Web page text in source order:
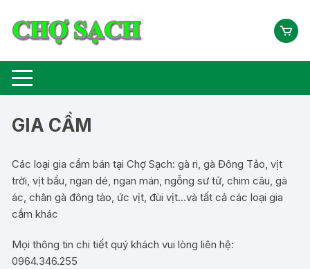
GIA CẦM
Các loại gia cầm bán tại Chợ Sạch: gà ri, gà Đông Tảo, vịt
trời, vịt bầu, ngan dé, ngan mán, ngỗng sư tử, chim câu, gà
ác, chân gà đông tảo, ức vịt, đùi vịt…và tất cả các loại gia
cầm khác
Mọi thông tin chi tiết quý khách vui lòng liên hệ:
0964.346.255